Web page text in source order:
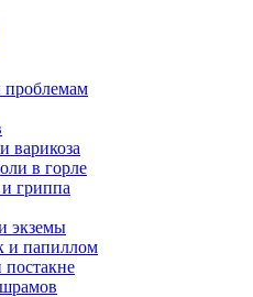
проблемам
варикоза
в горле
гриппа
экземы
и папиллом